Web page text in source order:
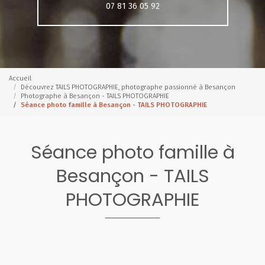
07 81 36 05 92
Accueil
Découvrez TAILS PHOTOGRAPHIE, photographe passionné à Besançon
Photographe à Besançon - TAILS PHOTOGRAPHIE
Séance photo famille à Besançon - TAILS PHOTOGRAPHIE
Séance photo famille à
Besançon - TAILS
PHOTOGRAPHIE